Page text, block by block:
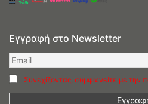
Εγγραφή στο Newsletter
Συνεχίζοντας, συμφωνείτε με την